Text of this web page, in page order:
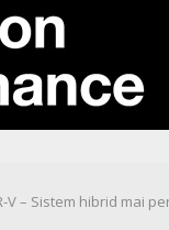
V – Sistem hibrid mai